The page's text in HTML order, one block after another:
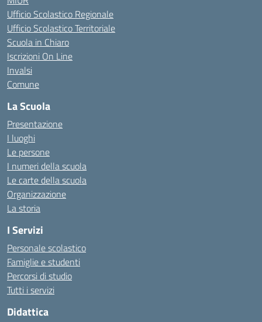
Ufficio Scolastico Regionale
Ufficio Scolastico Territoriale
Scuola in Chiaro
Iscrizioni On Line
Invalsi
Comune
La Scuola
Presentazione
I luoghi
Le persone
I numeri della scuola
Le carte della scuola
Organizzazione
La storia
I Servizi
Personale scolastico
Famiglie e studenti
Percorsi di studio
Tutti i servizi
Didattica